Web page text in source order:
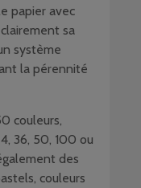
papier avec
sa
système
la pérennité
couleurs,
36, 50, 100 ou
des
couleurs